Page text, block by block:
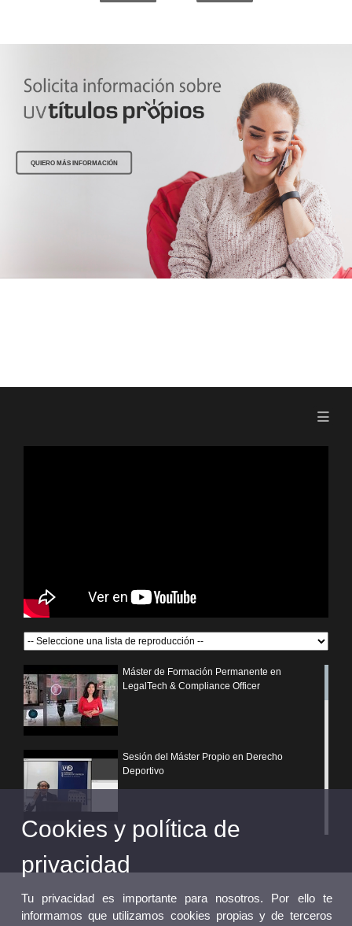
QUIERO MÁS INFORMACIÓN
Máster de Formación Permanente en
LegalTech & Compliance Officer
Sesión del Máster Propio en Derecho
Deportivo
¿Por qué elegir un postgrado propio de la
Universitat de València?
Cookies y política de
privacidad
Tu privacidad es importante para nosotros. Por ello te
informamos que utilizamos cookies propias y de terceros